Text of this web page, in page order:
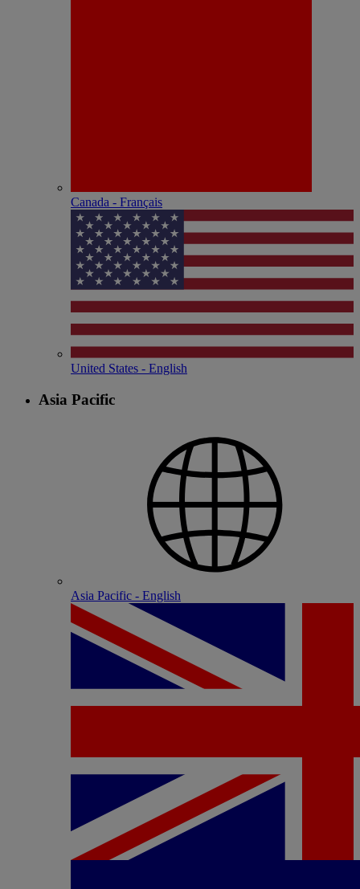
Canada - Français
United States - English
Asia Pacific
Asia Pacific - English